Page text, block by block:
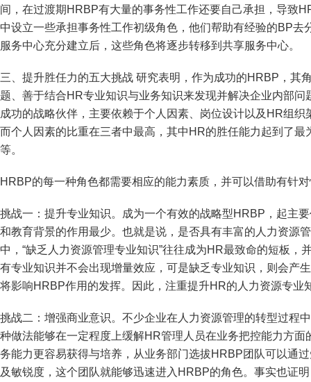
间，在过渡期HRBP有大量的事务性工作还要自己承担，导致
中设立一些承担事务性工作初级角色，他们帮助有经验的BP
服务中心充分建立后，这些角色将逐步转移到共享服务中心。
三、提升胜任力的五大挑战 研究表明，作为成功的HRBP，其
题、善于结合HR专业知识与业务知识来发现并解决企业内部
成功的战略伙伴，主要依赖于个人因素、岗位设计以及HR组
而个人因素的比重在三者中最高，其中HR的胜任能力起到了
等。
HRBP的每一种角色都需要相应的能力素质，并可以借助有针
挑战一：提升专业知识。成为一个有效的战略型HRBP，起主
和教育背景的作用最少。也就是说，是否具有丰富的人力资源
中，“缺乏人力资源管理专业知识”往往成为HR最致命的短板
有专业知识并不会出现增量效应，可是缺乏专业知识，则会产
将影响HRBP作用的发挥。因此，注重提升HR的人力资源专业
挑战二：增强商业意识。不少企业在人力资源管理的转型过程
种做法能够在一定程度上缓解HR管理人员在业务把控能力方
务能力更容易获得与培养，从业务部门选拔HRBP团队可以通
及敏锐度，这个团队就能够迅速进入HRBP的角色。事实也证